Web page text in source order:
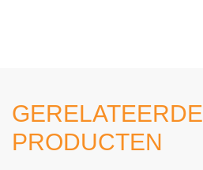
GERELATEERDE
PRODUCTEN